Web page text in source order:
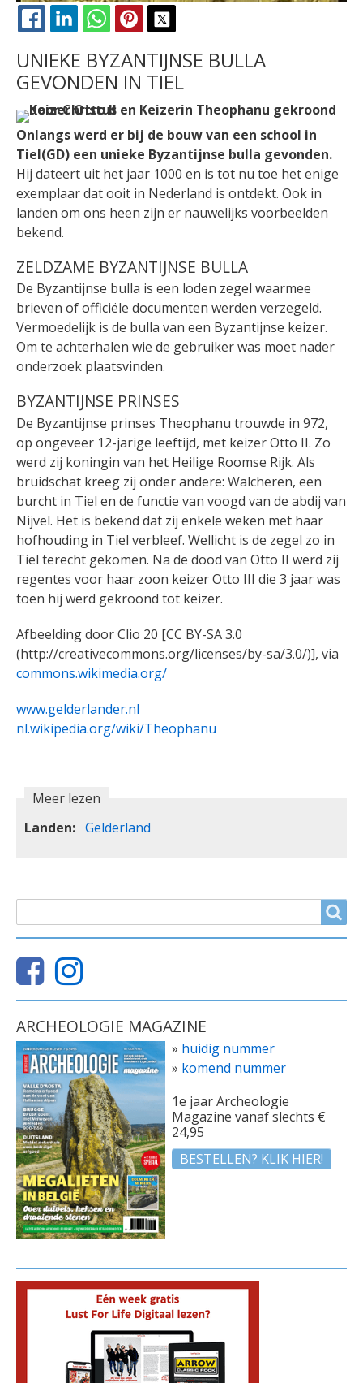
FACEBOOK
LINKEDINWHATSAPPPINTEREST
UNIEKE BYZANTIJNSE BULLA
GEVONDEN IN TIEL
Onlangs werd er bij de bouw van een school in
Tiel(GD) een unieke Byzantijnse bulla gevonden.
Hij dateert uit het jaar 1000 en is tot nu toe het enige
exemplaar dat ooit in Nederland is ontdekt. Ook in
landen om ons heen zijn er nauwelijks voorbeelden
bekend.
ZELDZAME BYZANTIJNSE BULLA
De Byzantijnse bulla is een loden zegel waarmee
brieven of officiële documenten werden verzegeld.
Vermoedelijk is de bulla van een Byzantijnse keizer.
Om te achterhalen wie de gebruiker was moet nader
onderzoek plaatsvinden.
BYZANTIJNSE PRINSES
De Byzantijnse prinses Theophanu trouwde in 972,
op ongeveer 12-jarige leeftijd, met keizer Otto II. Zo
werd zij koningin van het Heilige Roomse Rijk. Als
bruidschat kreeg zij onder andere: Walcheren, een
burcht in Tiel en de functie van voogd van de abdij van
Nijvel. Het is bekend dat zij enkele weken met haar
hofhouding in Tiel verbleef. Wellicht is de zegel zo in
Tiel terecht gekomen. Na de dood van Otto II werd zij
regentes voor haar zoon keizer Otto III die 3 jaar was
toen hij werd gekroond tot keizer.
Afbeelding door Clio 20 [CC BY-SA 3.0
(http://creativecommons.org/licenses/by-sa/3.0/)], via
commons.wikimedia.org/
www.gelderlander.nl
nl.wikipedia.org/wiki/Theophanu
Meer lezen
Landen
Gelderland
ARCHEOLOGIE MAGAZINE
» huidig nummer
» komend nummer
1e jaar Archeologie
Magazine vanaf slechts €
24,95
BESTELLEN? KLIK HIER!